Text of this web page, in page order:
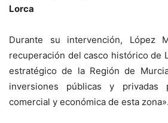
Lorca
Durante su intervención, López
recuperación del casco histórico de
estratégico de la Región de
inversiones públicas y privadas
comercial y económica de esta zona».